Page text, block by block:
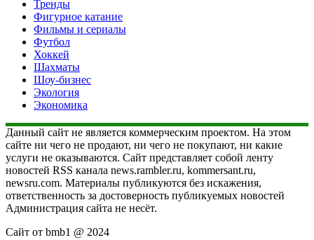
Тренды
Фигурное катание
Фильмы и сериалы
Футбол
Хоккей
Шахматы
Шоу-бизнес
Экология
Экономика
Данный сайт не является коммерческим проектом. На этом
сайте ни чего не продают, ни чего не покупают, ни какие
услуги не оказываются. Сайт представляет собой ленту
новостей RSS канала news.rambler.ru, kommersant.ru,
newsru.com. Материалы публикуются без искажения,
ответственность за достоверность публикуемых новостей
Администрация сайта не несёт.
Сайт от bmb1 @ 2024